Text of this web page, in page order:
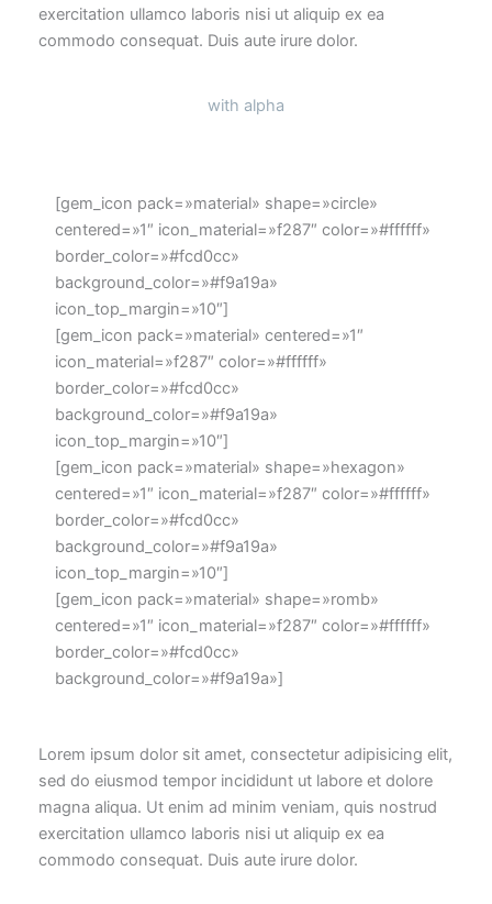
exercitation ullamco laboris nisi ut aliquip ex ea
commodo consequat. Duis aute irure dolor.
with alpha
[gem_icon pack=»material» shape=»circle»
centered=»1″ icon_material=»f287″ color=»#ffffff»
border_color=»#fcd0cc»
background_color=»#f9a19a»
icon_top_margin=»10″]
[gem_icon pack=»material» centered=»1″
icon_material=»f287″ color=»#ffffff»
border_color=»#fcd0cc»
background_color=»#f9a19a»
icon_top_margin=»10″]
[gem_icon pack=»material» shape=»hexagon»
centered=»1″ icon_material=»f287″ color=»#ffffff»
border_color=»#fcd0cc»
background_color=»#f9a19a»
icon_top_margin=»10″]
[gem_icon pack=»material» shape=»romb»
centered=»1″ icon_material=»f287″ color=»#ffffff»
border_color=»#fcd0cc»
background_color=»#f9a19a»]
Lorem ipsum dolor sit amet, consectetur adipisicing elit,
sed do eiusmod tempor incididunt ut labore et dolore
magna aliqua. Ut enim ad minim veniam, quis nostrud
exercitation ullamco laboris nisi ut aliquip ex ea
commodo consequat. Duis aute irure dolor.